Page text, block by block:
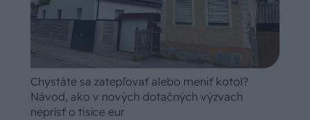
Chystáte sa zatepľovať alebo meniť kotol?
Návod, ako v nových dotačných výzvach
neprísť o tisíce eur